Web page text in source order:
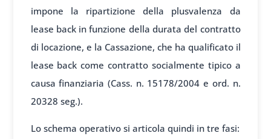
impone la ripartizione della plusvalenza da
lease back in funzione della durata del contratto
di locazione, e la Cassazione, che ha qualificato il
lease back come contratto socialmente tipico a
causa finanziaria (Cass. n. 15178/2004 e ord. n.
20328 seg.).
Lo schema operativo si articola quindi in tre fasi: